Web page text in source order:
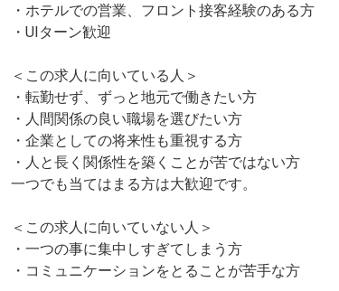
・ホテルでの営業、フロント接客経験のある方
・UIターン歓迎
＜この求人に向いている人＞
・転勤せず、ずっと地元で働きたい方
・人間関係の良い職場を選びたい方
・企業としての将来性も重視する方
・人と長く関係性を築くことが苦ではない方
一つでも当てはまる方は大歓迎です。
＜この求人に向いていない人＞
・一つの事に集中しすぎてしまう方
・コミュニケーションをとることが苦手な方